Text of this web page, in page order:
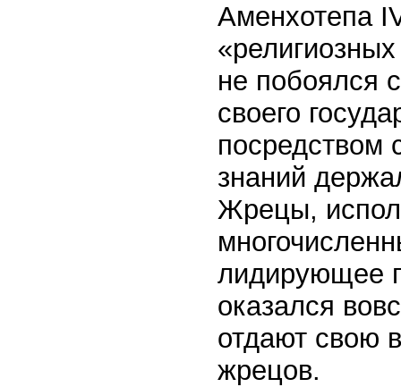
Аменхотепа
не побоялся
своего
посредством
знаний
Жрецы,
лидирующее
оказался
отдают свою
жрецов.